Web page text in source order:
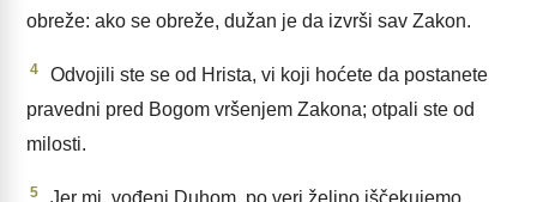
obreže: ako se obreže, dužan je da izvrši sav Zakon.
4
Odvojili ste se od Hrista, vi koji hoćete da postanete
pravedni pred Bogom vršenjem Zakona; otpali ste od
milosti.
5
Jer mi, vođeni Duhom, po veri željno iščekujemo